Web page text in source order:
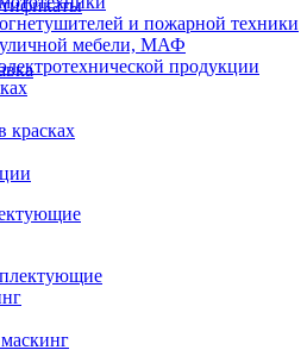
и пожарной техники
уличной мебели, МАФ
продукции
красках